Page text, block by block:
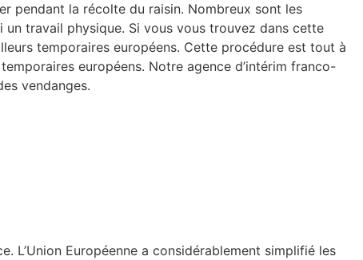
pendant la récolte du raisin. Nombreux sont les
un travail physique. Si vous vous trouvez dans cette
temporaires européens. Cette procédure est tout à
européens. Notre agence d’intérim franco-
vendanges.
L’Union Européenne a considérablement simplifié les